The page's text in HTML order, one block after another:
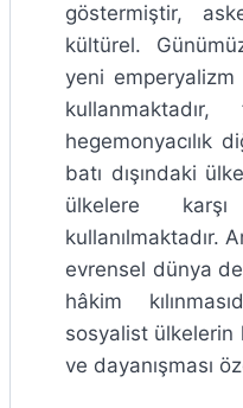
göstermiştir,
kültürel.
yeni emperyalizm
hegemonyacılık
batı dışındaki
ülkelere
kullanılmaktadır.
evrensel dünya
hâkim
sosyalist ülkelerin
ve dayanışması